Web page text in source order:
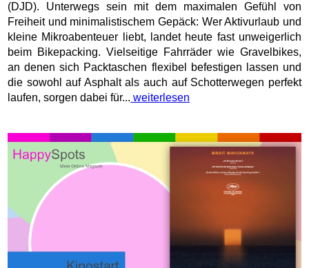
(DJD). Unterwegs sein mit dem maximalen Gefühl von
Freiheit und minimalistischem Gepäck: Wer Aktivurlaub und
kleine Mikroabenteuer liebt, landet heute fast unweigerlich
beim Bikepacking. Vielseitige Fahrräder wie Gravelbikes,
an denen sich Packtaschen flexibel befestigen lassen und
die sowohl auf Asphalt als auch auf Schotterwegen perfekt
laufen, sorgen dabei für... weiterlesen